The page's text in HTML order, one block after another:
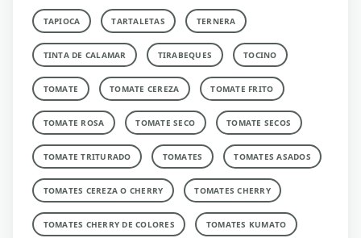
TAPIOCA TARTALETAS TERNERA
TINTA DE CALAMAR TIRABEQUES TOCINO
TOMATE TOMATE CEREZA TOMATE FRITO
TOMATE ROSA TOMATE SECO TOMATE SECOS
TOMATE TRITURADO TOMATES TOMATES ASADOS
TOMATES CEREZA O CHERRY TOMATES CHERRY
TOMATES CHERRY DE COLORES TOMATES KUMATO